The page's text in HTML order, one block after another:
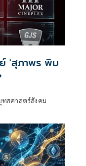
ย์ 'สุภาพร พิม
ธศาสตร์สังคม